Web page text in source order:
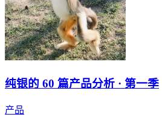
纯银的 60 篇产品分析 · 第一季
产品